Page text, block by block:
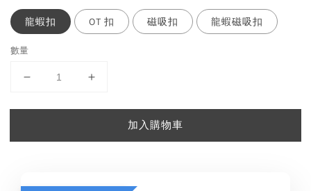
龍蝦扣 OT 扣 磁吸扣 龍蝦磁吸扣
數量
加入購物車